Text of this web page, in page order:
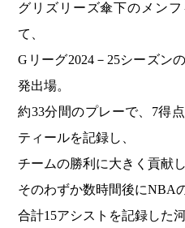
グリズリーズ傘下のメン
て、
Gリーグ2024－25シーズン
発出場。
約33分間のプレーで、7得
ティールを記録し、
チームの勝利に大きく貢献し
そのわずか数時間後にNBA
合計15アシストを記録した河